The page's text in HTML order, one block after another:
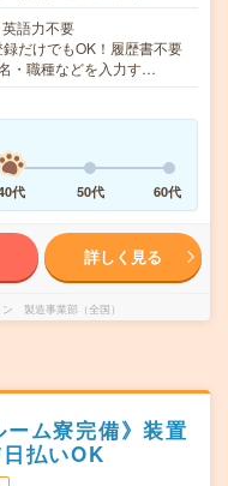
語力不要
だけでもOK！履歴書不要
・職種などを入力す…
代 50代 60代
詳しく見る
製造事業部（全国）
ーム寮完備》装置
払いOK